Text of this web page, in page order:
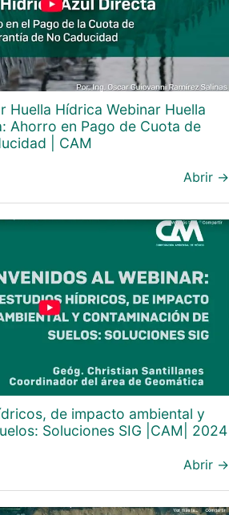
Huella Hídrica Webinar Huella
Ahorro en Pago de Cuota de
| CAM
Abrir →
de impacto ambiental y
Soluciones SIG |CAM| 2024
Abrir →